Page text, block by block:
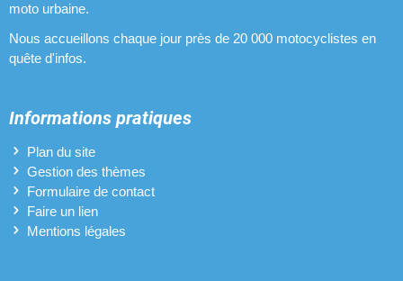
moto urbaine.
Nous accueillons chaque jour près de 20 000 motocyclistes en
quête d'infos.
Informations pratiques
Plan du site
Gestion des thèmes
Formulaire de contact
Faire un lien
Mentions légales